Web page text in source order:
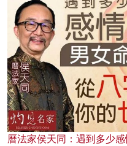
曆法家侯天同：遇到多少